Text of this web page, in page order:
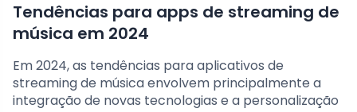
Tendências para apps de streaming de
música em 2024
Em 2024, as tendências para aplicativos de
streaming de música envolvem principalmente a
integração de novas tecnologias e a personalização